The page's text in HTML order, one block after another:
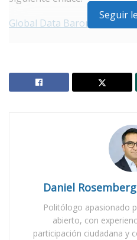
Global Data Barometer 2025
Seguir
Daniel
Politólogo apasionado
abierto, con
participación ciudadana y